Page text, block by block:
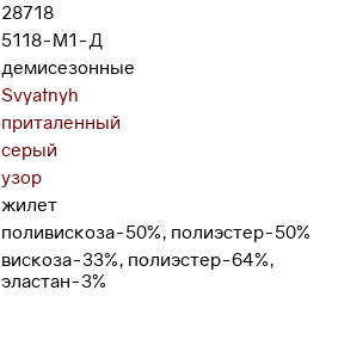
28718
5118-М1-Д
демисезонные
Svyatnyh
приталенный
серый
узор
жилет
поливискоза-50%, полиэстер-50%
вискоза-33%, полиэстер-64%,
эластан-3%